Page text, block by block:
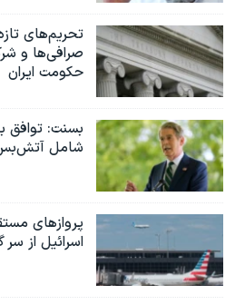
تحریم‌های
صرافی‌ها و
حکومت ایران
بسنت: توافق
شامل آتش‌بس ۳۰ تا ۶۰ روزه
پروازهای
اسرائیل از